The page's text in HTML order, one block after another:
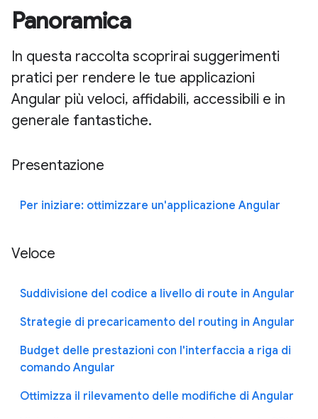
Panoramica
In questa raccolta scoprirai suggerimenti
pratici per rendere le tue applicazioni
Angular più veloci, affidabili, accessibili e in
generale fantastiche.
Presentazione
Per iniziare: ottimizzare un'applicazione Angular
Veloce
Suddivisione del codice a livello di route in Angular
Strategie di precaricamento del routing in Angular
Budget delle prestazioni con l'interfaccia a riga di
comando Angular
Ottimizza il rilevamento delle modifiche di Angular